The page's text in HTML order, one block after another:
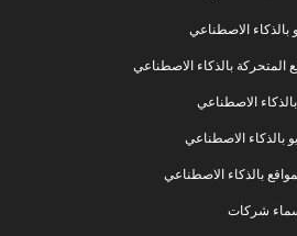
بالذكاء الاصطناعي
الاصطناعي